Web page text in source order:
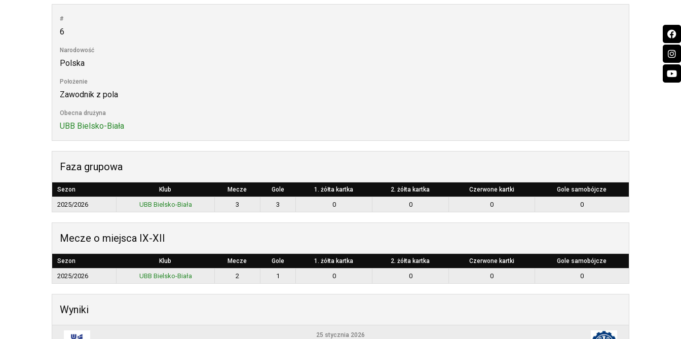
#
6
Narodowość
Polska
Położenie
Zawodnik z pola
Obecna drużyna
UBB Bielsko-Biała
Faza grupowa
Sezon Klub Mecze Gole 1. żółta kartka 2. żółta kartka Czerwone kartki Gole samobójcze
2025/2026 UBB Bielsko-Biała 3 3 0 0 0 0
Mecze o miejsca IX-XII
Sezon Klub Mecze Gole 1. żółta kartka 2. żółta kartka Czerwone kartki Gole samobójcze
2025/2026 UBB Bielsko-Biała 2 1 0 0 0 0
Wyniki
25 stycznia 2026